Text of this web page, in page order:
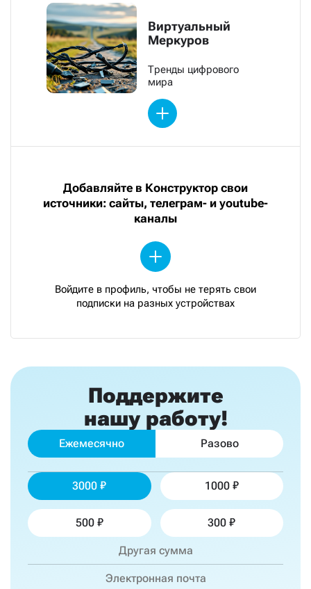
Виртуальный
Меркуров
Тренды цифрового
мира
Добавляйте в Конструктор свои
источники: сайты, телеграм- и youtube-
каналы
Войдите в профиль, чтобы не терять свои
подписки на разных устройствах
Поддержите
нашу работу!
Ежемесячно Разово
3000 1000
500 300